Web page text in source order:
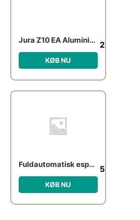
Jura Z10 EA Aluminium Dark Inox 21,995.00
KØB NU
Fuldautomatisk espressomaskine KF2 med iskaffe-funktion 5,209.00
KØB NU